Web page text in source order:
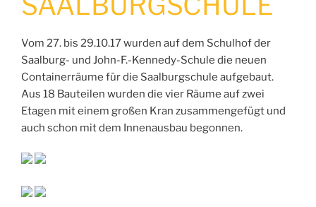
Vom 27. bis 29.10.17 wurden auf dem Schulhof der
Saalburg- und John-F.-Kennedy-Schule die neuen
Containerräume für die Saalburgschule aufgebaut.
Aus 18 Bauteilen wurden die vier Räume auf zwei
Etagen mit einem großen Kran zusammengefügt und
auch schon mit dem Innenausbau begonnen.